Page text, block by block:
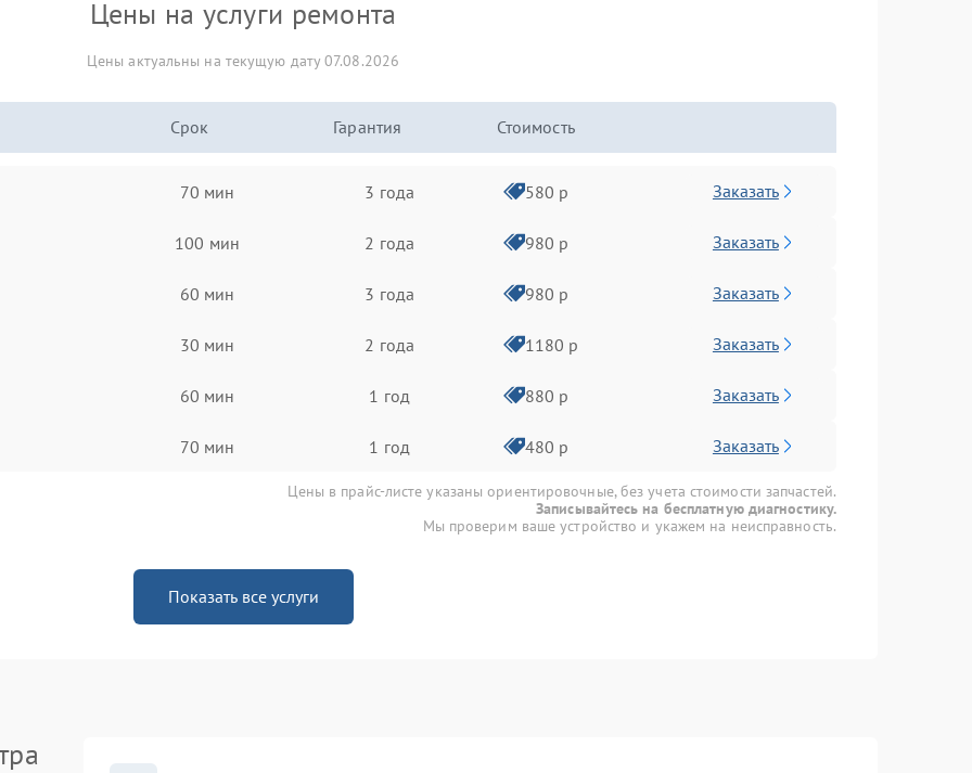
Цены на услуги ремонта
Цены актуальны на текущую дату 07.08.2026
Срок Гарантия Стоимость
70 мин 3 года 580 р Заказать
100 мин 2 года 980 р Заказать
60 мин 3 года 980 р Заказать
30 мин 2 года 1180 р Заказать
60 мин 1 год 880 р Заказать
70 мин 1 год 480 р Заказать
Цены в прайс-листе указаны ориентировочные, без учета стоимости запчастей.
Записывайтесь на бесплатную диагностику.
Мы проверим ваше устройство и укажем на неисправность.
Показать все услуги